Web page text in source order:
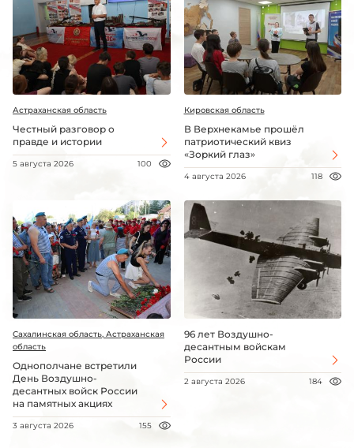
Астраханская область
Честный разговор о
правде и истории
5 августа 2026 100
Кировская область
В Верхнекамье прошёл
патриотический квиз
«Зоркий глаз»
4 августа 2026 118
Сахалинская область, Астраханская
область
Однополчане встретили
День Воздушно-
десантных войск России
на памятных акциях
3 августа 2026 155
96 лет Воздушно-
десантным войскам
России
2 августа 2026 184